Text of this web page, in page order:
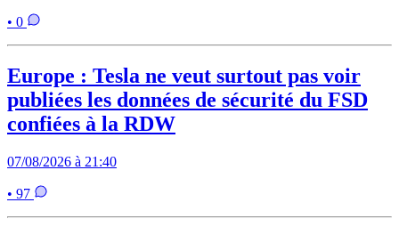
• 0
Europe : Tesla ne veut surtout pas voir
publiées les données de sécurité du FSD
confiées à la RDW
07/08/2026 à 21:40
• 97